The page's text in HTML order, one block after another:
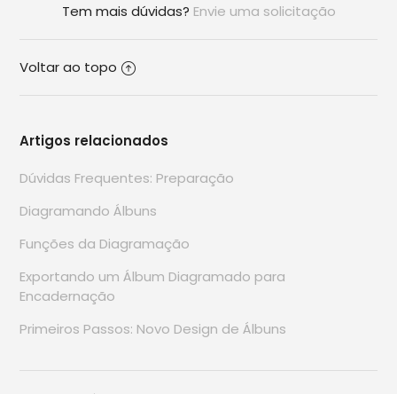
Tem mais dúvidas? Envie uma solicitação
Voltar ao topo
Artigos relacionados
Dúvidas Frequentes: Preparação
Diagramando Álbuns
Funções da Diagramação
Exportando um Álbum Diagramado para
Encadernação
Primeiros Passos: Novo Design de Álbuns